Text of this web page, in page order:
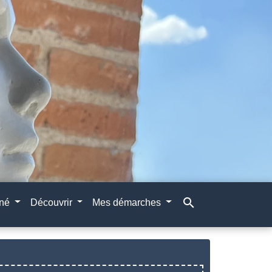
Découvrir Mes démarches search